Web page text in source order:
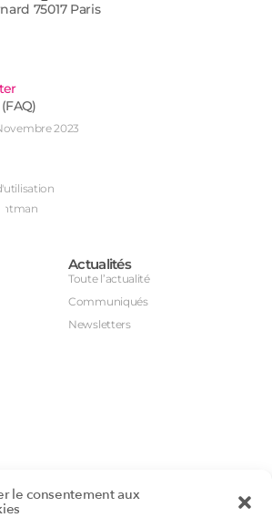
le consentement aux
75017 Paris
2023
Actualités
Toute l’actualité
Communiqués
Newsletters